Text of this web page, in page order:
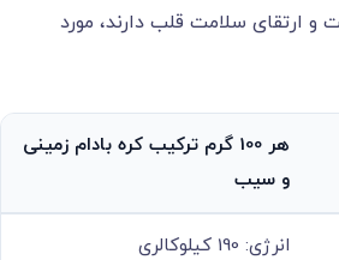
ارتقای سلامت قلب دارند، مورد
هر 100 گرم ترکیب کره بادام زمینی
و سیب
انرژی: 190 کیلوکالری